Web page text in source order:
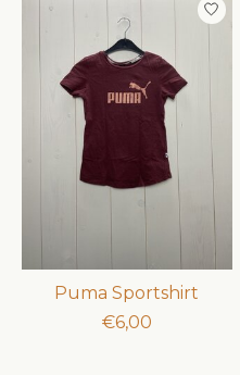
Puma Sportshirt
€6,00